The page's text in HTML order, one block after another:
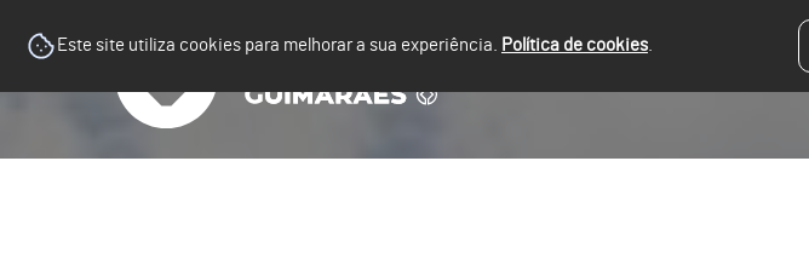
Este site utiliza cookies para melhorar a sua experiência. Política de cookies.